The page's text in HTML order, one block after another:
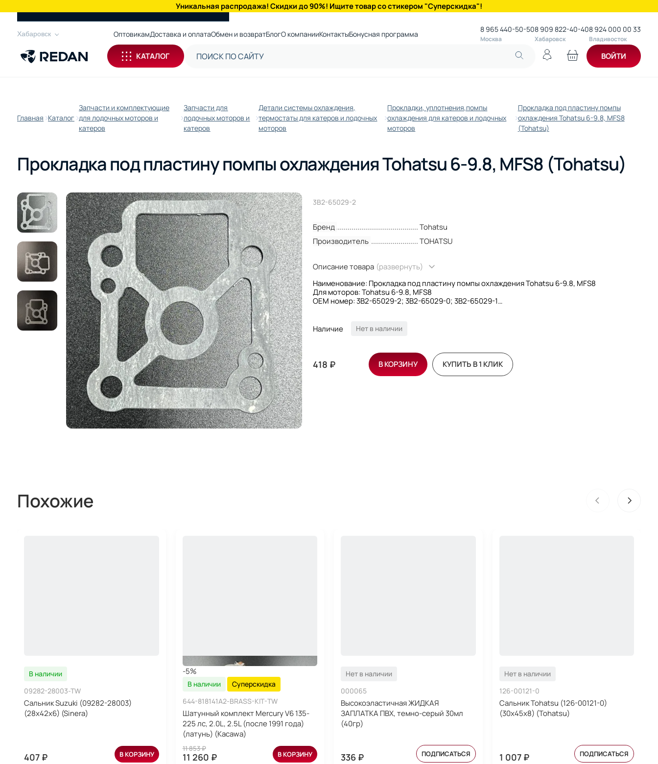
Уникальная распродажа! Скидки до 90%! Ищите товар со стикером "Суперскидка"!
Хабаровск ОптовикамДоставка и оплатаОбмен и возвратБлогО компанииКонтактыБонусная программа 8 965 440-50-50
Москва
8 909 822-40-40
Хабаровск
8 924 000 00 33
Владивосток
КАТАЛОГ ВОЙТИ
Главная Каталог
Запчасти и комплектующие
для лодочных моторов и
катеров
Запчасти для
лодочных моторов и
катеров
Детали системы охлаждения,
термостаты для катеров и лодочных
моторов
Прокладки, уплотнения,помпы
охлаждения для катеров и лодочных
моторов
Прокладка под пластину помпы
охлаждения Tohatsu 6-9.8, MFS8
(Tohatsu)
Прокладка под пластину помпы охлаждения Tohatsu 6-9.8, MFS8 (Tohatsu)
3B2-65029-2
Бренд
Tohatsu
Производитель
TOHATSU
Описание товара (развернуть)
Наименование: Прокладка под пластину помпы охлаждения Tohatsu 6-9.8, MFS8
Для моторов: Tohatsu 6-9.8, MFS8
OEM номер: 3B2-65029-2; 3B2-65029-0; 3B2-65029-1
Наличие
Нет в наличии
418 ₽ В КОРЗИНУ КУПИТЬ В 1 КЛИК
Похожие
В наличии
09282-28003-TW
Сальник Suzuki (09282-28003)
(28x42x6) (Sinera)
407 ₽ В КОРЗИНУ
-5%
В наличии
Суперскидка
644-818141A2-BRASS-KIT-TW
Шатунный комплект Mercury V6 135-
225 лс, 2.0L, 2.5L (после 1991 года)
(латунь) (Kacawa)
11 853 ₽
11 260 ₽ В КОРЗИНУ
Нет в наличии
000065
Высокоэластичная ЖИДКАЯ
ЗАПЛАТКА ПВХ, темно-серый 30мл
(40гр)
336 ₽ ПОДПИСАТЬСЯ
Нет в наличии
126-00121-0
Сальник Tohatsu (126-00121-0)
(30x45x8) (Tohatsu)
1 007 ₽ ПОДПИСАТЬСЯ